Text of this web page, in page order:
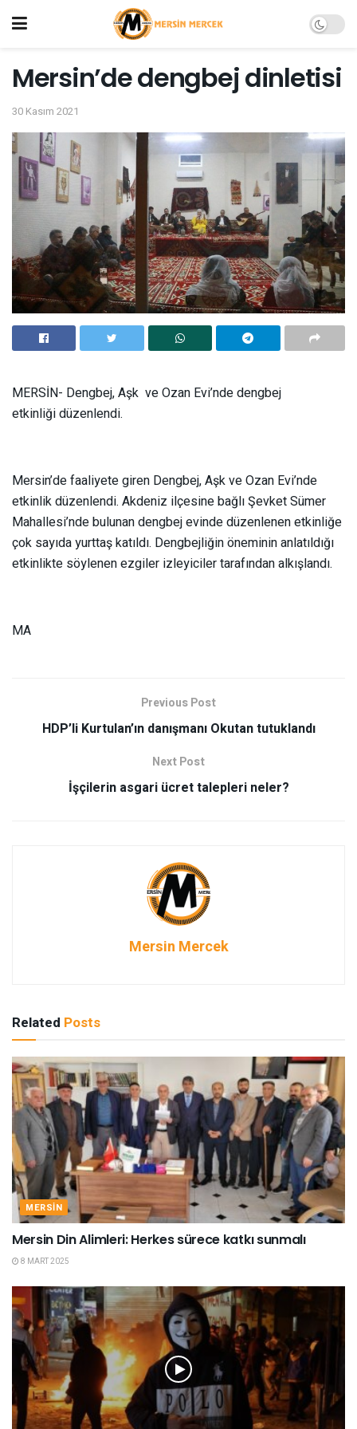
Mersin’de dengbej dinletisi
30 Kasım 2021
MERSİN- Dengbej, Aşk ve Ozan Evi’nde dengbej
etkinliği düzenlendi.
Mersin’de faaliyete giren Dengbej, Aşk ve Ozan Evi’nde
etkinlik düzenlendi. Akdeniz ilçesine bağlı Şevket Sümer
Mahallesi’nde bulunan dengbej evinde düzenlenen etkinliğe
çok sayıda yurttaş katıldı. Dengbejliğin öneminin anlatıldığı
etkinlikte söylenen ezgiler izleyiciler tarafından alkışlandı.
MA
Previous Post
HDP’li Kurtulan’ın danışmanı Okutan tutuklandı
Next Post
İşçilerin asgari ücret talepleri neler?
Mersin Mercek
Related Posts
MERSIN
Mersin Din Alimleri: Herkes sürece katkı sunmalı
8 MART 2025